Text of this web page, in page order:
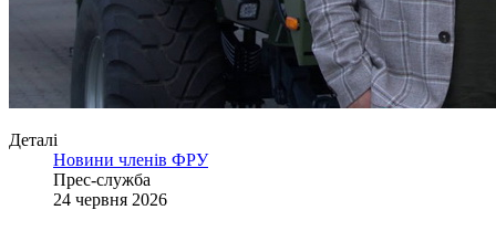
Деталі
Новини членів ФРУ
Прес-служба
24 червня 2026